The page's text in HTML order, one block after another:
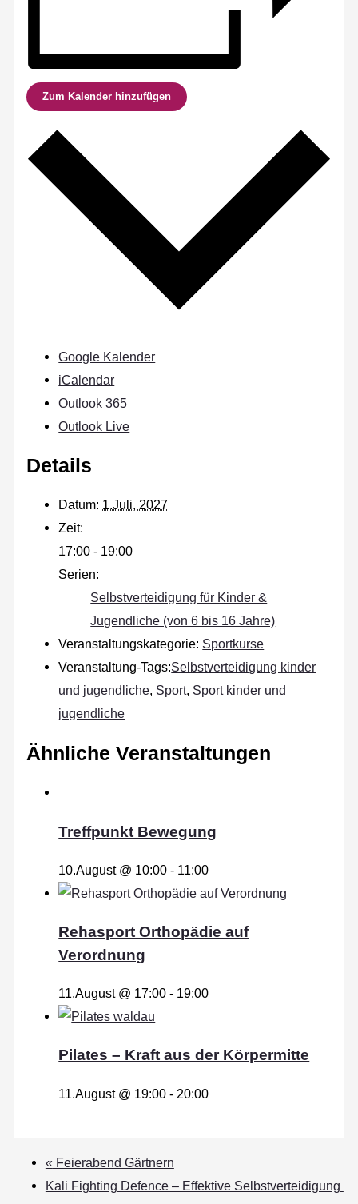
Zum Kalender hinzufügen
Google Kalender
iCalendar
Outlook 365
Outlook Live
Details
Datum: 1.Juli, 2027
Zeit:
17:00 - 19:00
Serien:
Selbstverteidigung für Kinder &
Jugendliche (von 6 bis 16 Jahre)
Veranstaltungskategorie: Sportkurse
Veranstaltung-Tags:Selbstverteidigung kinder
und jugendliche, Sport, Sport kinder und
jugendliche
Ähnliche Veranstaltungen
Treffpunkt Bewegung
10.August @ 10:00 - 11:00
Rehasport Orthopädie auf
Verordnung
11.August @ 17:00 - 19:00
Pilates – Kraft aus der Körpermitte
11.August @ 19:00 - 20:00
« Feierabend Gärtnern
Kali Fighting Defence – Effektive Selbstverteidigung